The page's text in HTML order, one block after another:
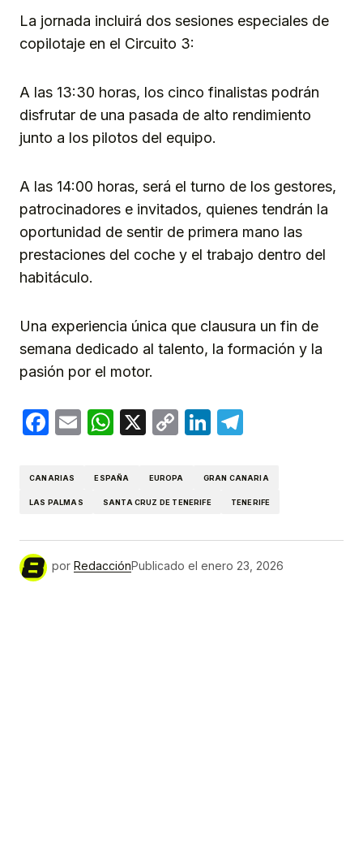
La jornada incluirá dos sesiones especiales de
copilotaje en el Circuito 3:
A las 13:30 horas, los cinco finalistas podrán
disfrutar de una pasada de alto rendimiento
junto a los pilotos del equipo.
A las 14:00 horas, será el turno de los gestores,
patrocinadores e invitados, quienes tendrán la
oportunidad de sentir de primera mano las
prestaciones del coche y el trabajo dentro del
habitáculo.
Una experiencia única que clausura un fin de
semana dedicado al talento, la formación y la
pasión por el motor.
Facebook
EmailWhatsApp
X
CopyLinkedIn
CANARIAS ESPAÑA EUROPA GRAN CANARIA
LAS PALMAS SANTA CRUZ DE TENERIFE TENERIFE
por RedacciónPublicado el enero 23, 2026